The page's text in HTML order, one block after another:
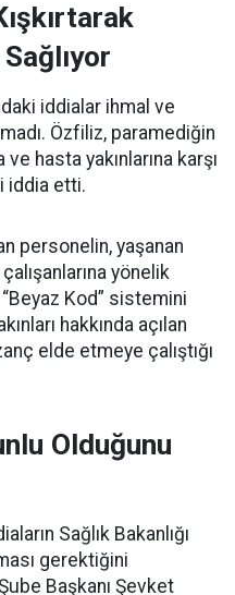
iddialar ihmal ve
Özfiliz, paramediğin
hasta yakınlarına karşı
iddia etti.
personelin, yaşanan
yönelik
Kod” sistemini
hakkında açılan
elde etmeye çalıştığı
Olduğunu
Sağlık Bakanlığı
gerektiğini
Başkanı Şevket